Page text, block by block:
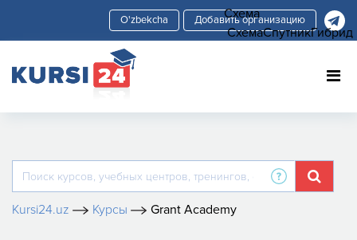
Добавить организацию
Kursi24.uz Курсы Grant Academy
Схема
СхемаСпутникГибрид